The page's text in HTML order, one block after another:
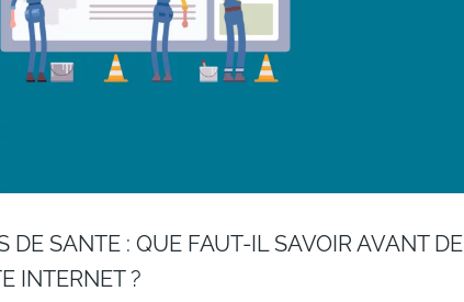
DE SANTE : QUE FAUT-IL SAVOIR AVANT DE
INTERNET ?